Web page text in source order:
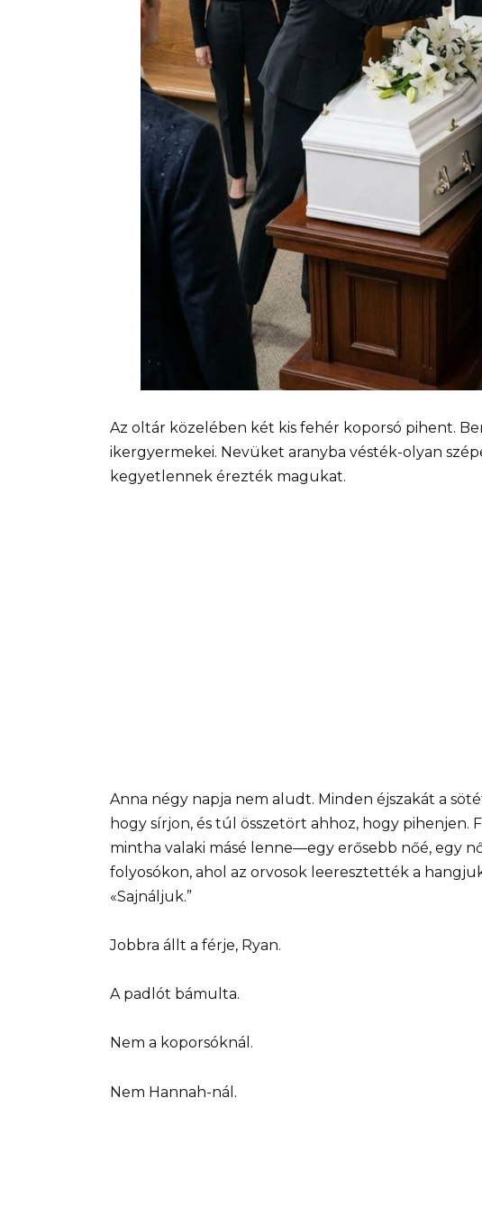
Az oltár közelében két kis fehér koporsó pihent.
ikergyermekei. Nevüket aranyba vésték-olyan
kegyetlennek érezték magukat.
Anna négy napja nem aludt. Minden éjszakát a
hogy sírjon, és túl összetört ahhoz, hogy
mintha valaki másé lenne—egy erősebb nőé, egy
folyosókon, ahol az orvosok leeresztették a
«Sajnáljuk.”
Jobbra állt a férje, Ryan.
A padlót bámulta.
Nem a koporsóknál.
Nem Hannah-nál.